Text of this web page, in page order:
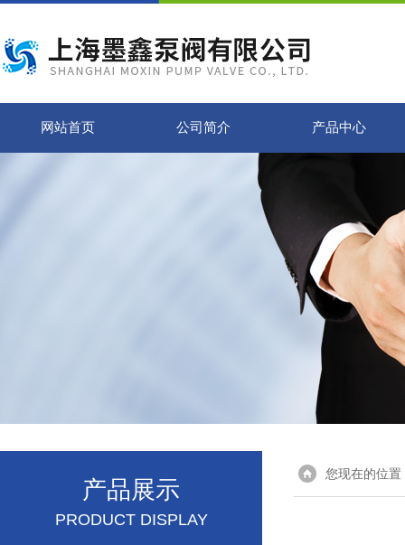
网站首页 公司简介 产品中心
产品展示
PRODUCT DISPLAY
您现在的位置